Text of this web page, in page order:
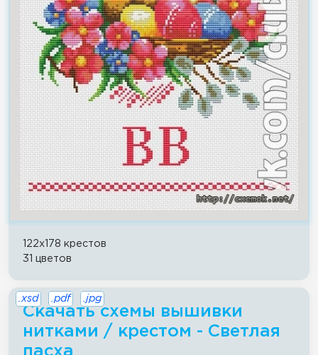
122x178 крестов
31 цветов
Скачать схемы вышивки
нитками / крестом - Светлая
пасха
.xsd .pdf .jpg